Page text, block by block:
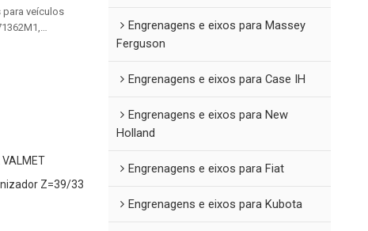
para veículos
Z=39/33
Engrenagens e eixos para Massey
Ferguson
Engrenagens e eixos para Case IH
Engrenagens e eixos para New
Holland
Engrenagens e eixos para Fiat
Engrenagens e eixos para Kubota